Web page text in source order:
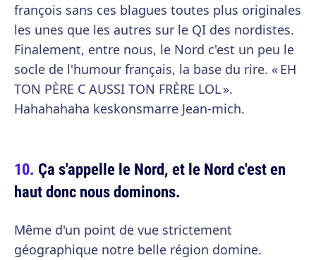
françois sans ces blagues toutes plus originales
les unes que les autres sur le QI des nordistes.
Finalement, entre nous, le Nord c'est un peu le
socle de l'humour français, la base du rire. « EH
TON PÈRE C AUSSI TON FRÈRE LOL ».
Hahahahaha keskonsmarre Jean-mich.
Ça s'appelle le Nord, et le Nord c'est en
haut donc nous dominons.
Même d'un point de vue strictement
géographique notre belle région domine.